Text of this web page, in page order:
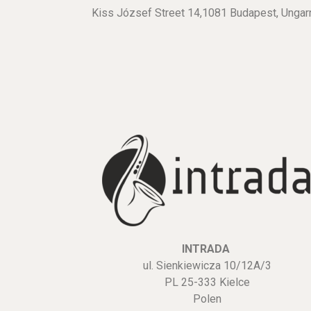
Kiss József Street 14,1081 Budapest,
INTRADA
ul. Sienkiewicza 10/12A/3
PL 25-333 Kielce
Polen